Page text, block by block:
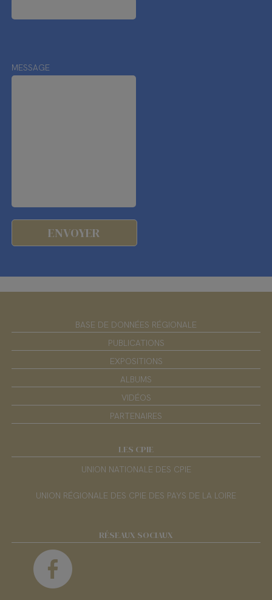
MESSAGE
BASE DE DONNÉES RÉGIONALE
PUBLICATIONS
EXPOSITIONS
ALBUMS
VIDÉOS
PARTENAIRES
LES CPIE
UNION NATIONALE DES CPIE
UNION RÉGIONALE DES CPIE DES PAYS DE LA LOIRE
RÉSEAUX SOCIAUX